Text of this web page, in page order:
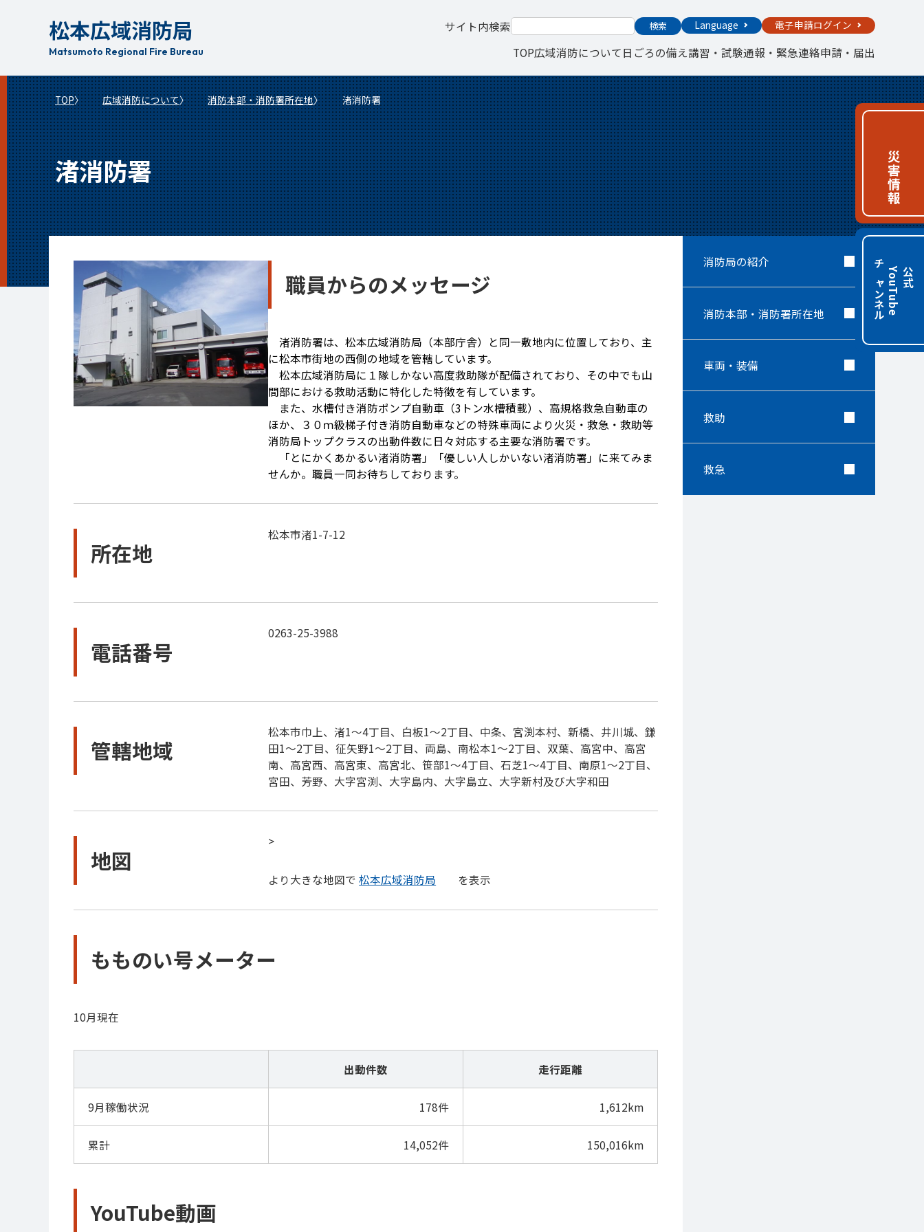
動
松本広域消防局
Matsumoto Regional Fire Bureau
サイト内検索 検索 Language 電子申請ログイン
TOP広域消防について日ごろの備え講習・試験通報・緊急連絡申請・届出
災害情報
公
式
Y
o
u
T
u
b
e
チャンネル
TOP 広域消防について 消防本部・消防署所在地 渚消防署
渚消防署
職員からのメッセージ
渚消防署は、松本広域消防局（本部庁舎）と同一敷地内に位置しており、主
に松本市街地の西側の地域を管轄しています。
松本広域消防局に１隊しかない高度救助隊が配備されており、その中でも山
間部における救助活動に特化した特徴を有しています。
また、水槽付き消防ポンプ自動車（3トン水槽積載）、高規格救急自動車の
ほか、３０ｍ級梯子付き消防自動車などの特殊車両により火災・救急・救助等
消防局トップクラスの出動件数に日々対応する主要な消防署です。
「とにかくあかるい渚消防署」「優しい人しかいない渚消防署」に来てみま
せんか。職員一同お待ちしております。
所在地
松本市渚1-7-12
電話番号
0263-25-3988
管轄地域
松本市巾上、渚1～4丁目、白板1～2丁目、中条、宮渕本村、新橋、井川城、鎌
田1～2丁目、征矢野1～2丁目、両島、南松本1～2丁目、双葉、高宮中、高宮
南、高宮西、高宮東、高宮北、笹部1～4丁目、石芝1～4丁目、南原1～2丁目、
宮田、芳野、大字宮渕、大字島内、大字島立、大字新村及び大字和田
地図
>
より大きな地図で松本広域消防局 を表示
もものい号メーター
10月現在
出動件数 走行距離
9月稼働状況 178件 1,612km
累計 14,052件 150,016km
YouTube動画
消防局の紹介
消防本部・消防署所在地
車両・装備
救助
救急